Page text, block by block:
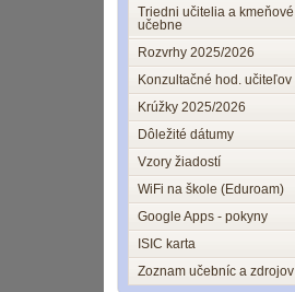
Triedni učitelia a kmeňové
učebne
Rozvrhy 2025/2026
Konzultačné hod. učiteľov
Krúžky 2025/2026
Dôležité dátumy
Vzory žiadostí
WiFi na škole (Eduroam)
Google Apps - pokyny
ISIC karta
Zoznam učebníc a zdrojov